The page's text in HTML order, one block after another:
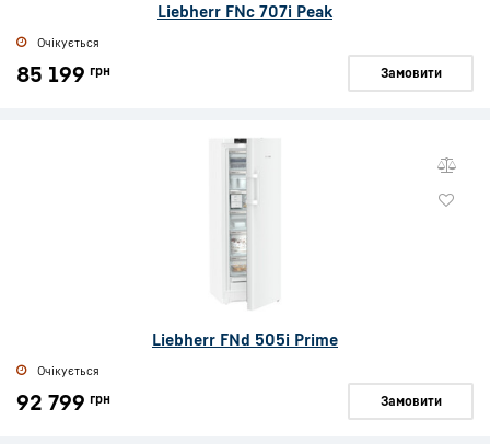
Liebherr FNc 707i Peak
Очікується
85 199 грн Замовити
Liebherr FNd 505i Prime
Очікується
92 799 грн Замовити